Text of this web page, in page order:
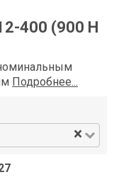
400 (900 Н
Подробнее...
×